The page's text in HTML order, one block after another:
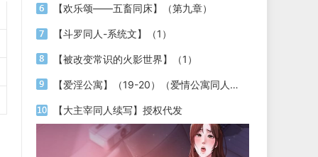
【欢乐颂——五畜同床】（第九章）
【斗罗同人-系统文】（1）
【被改变常识的火影世界】（1）
【爱淫公寓】（19-20）（爱情公寓同人文）
【大主宰同人续写】授权代发